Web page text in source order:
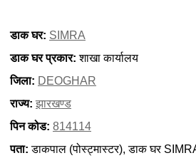
डाक घर: SIMRA
डाक घर प्रकार: शाखा कार्यालय
जिला: DEOGHAR
राज्य: झारखण्ड
पिन कोड: 814114
पता: डाकपाल (पोस्ट्मास्टर), डाक घर